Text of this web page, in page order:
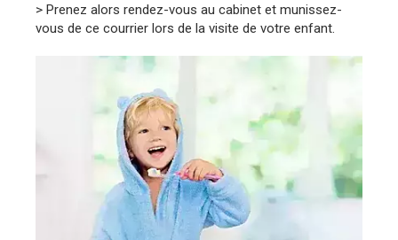
> Prenez alors rendez-vous au cabinet et munissez-
vous de ce courrier lors de la visite de votre enfant.